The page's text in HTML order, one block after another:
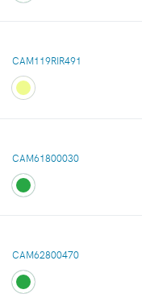
CAM119RIR491
CAM61800030
CAM62800470